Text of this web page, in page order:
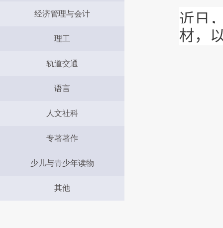
经济管理与会计
理工
轨道交通
语言
人文社科
专著著作
少儿与青少年读物
其他
近日
材，